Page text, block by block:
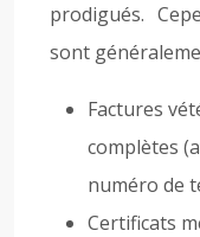
prodigués.
sont
Factures
complètes
numéro de
Certificats